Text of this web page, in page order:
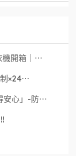
機開箱｜⋯
制×24⋯
安心」-防⋯